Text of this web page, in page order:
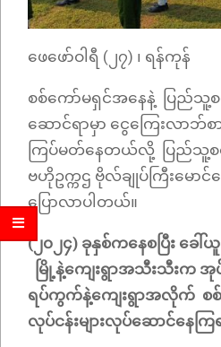
ဖေဖော်ဝါရီ (၂၇) ၊ ရန်ကုန်
စစ်ကော်မရှင်အနေနဲ့ ပြည်သူ့
ဆောင်ရာမှာ ငွေကြေးလာဘ်
ကြပ်မတ်နေတယ်လို့ ပြည်သူ့စစ်
ဗဟိုဥက္ကဌ ဗိုလ်ချုပ်ကြီးမော
ပြောလာပါတယ်။
(၂၀၂၄) ခုနှစ်ကနေစပြီး ခေ
မြို့နဲ့ကျေးရွာအသီးသီးက အုပ်
ရပ်ကွက်နဲ့ကျေးရွာအလိုက် စစ်မှု
လုပ်ငန်းများလုပ်ဆောင်နေက